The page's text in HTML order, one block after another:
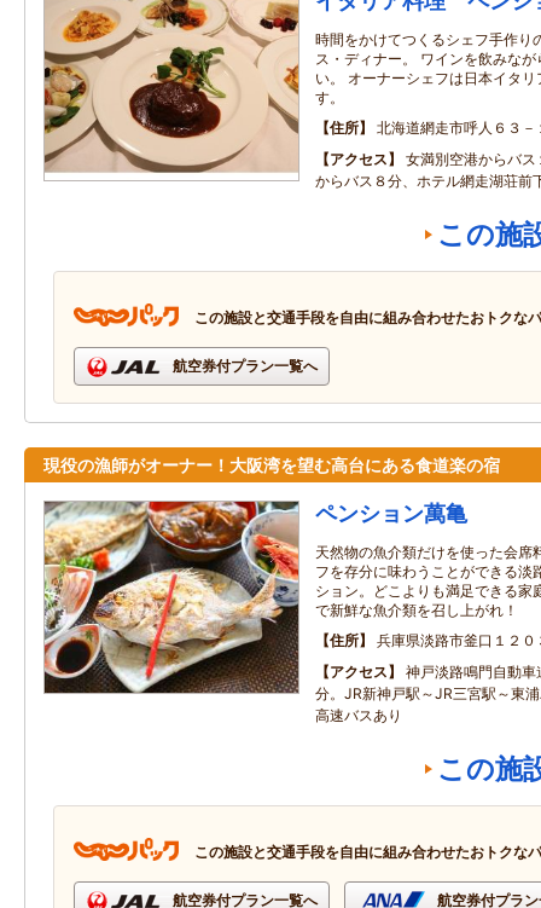
時間をかけてつくるシェフ手作り
ス・ディナー。 ワインを飲みな
い。 オーナーシェフは日本イタ
す。
住所
北海道網走市呼人６３－
アクセス
女満別空港からバ
からバス８分、ホテル網走湖荘前
この施
この施設と交通手段を自由に組み合わせたおトクな
航空券付プラン一覧へ
現役の漁師がオーナー！大阪湾を望む高台にある食道楽の宿
ペンション萬亀
天然物の魚介類だけを使った会席
フを存分に味わうことができる淡
ション。どこよりも満足できる家
で新鮮な魚介類を召し上がれ！
住所
兵庫県淡路市釜口１２０
アクセス
神戸淡路鳴門自動
分。JR新神戸駅～JR三宮駅～東
高速バスあり
この施
この施設と交通手段を自由に組み合わせたおトクな
航空券付プラン一覧へ 航空券付プラ